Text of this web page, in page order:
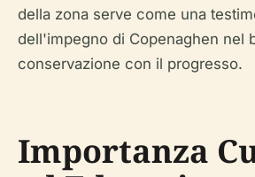
della zona serve come una
dell'impegno di Copenaghen nel
conservazione con il progresso.
Importanza